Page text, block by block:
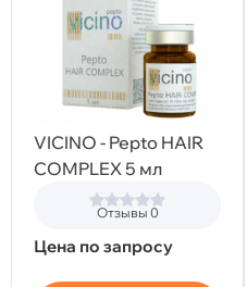
VICINO - Pepto HAIR
COMPLEX 5 мл
Отзывы 0
Цена по запросу